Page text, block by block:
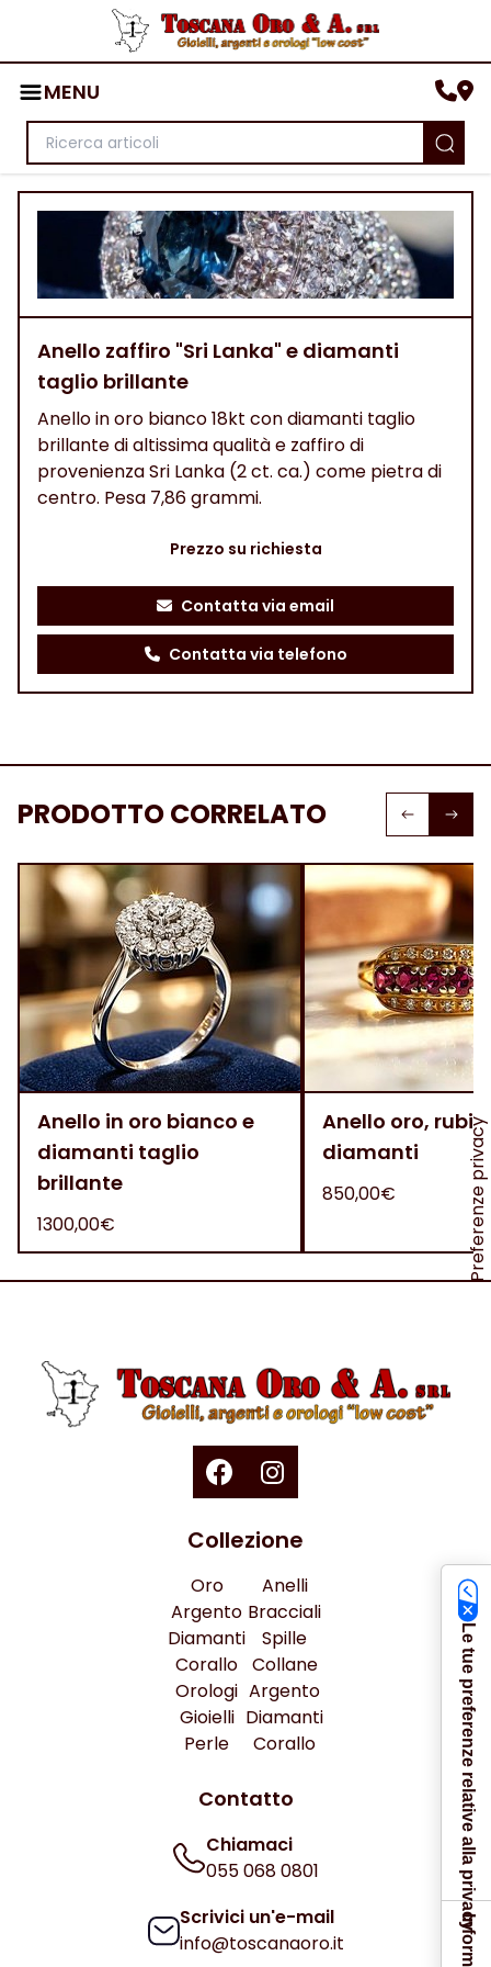
MENU
Anello zaffiro "Sri Lanka" e diamanti
taglio brillante
Anello in oro bianco 18kt con diamanti taglio
brillante di altissima qualità e zaffiro di
provenienza Sri Lanka (2 ct. ca.) come pietra di
centro. Pesa 7,86 grammi.
Prezzo su richiesta
Contatta via email
Contatta via telefono
PRODOTTO CORRELATO
Anello in oro bianco e
diamanti taglio
brillante
1300,00€
Anello oro,
diamanti
850,00€
Collezione
Oro
Argento
Diamanti
Corallo
Orologi
Gioielli
Perle
Anelli
Bracciali
Spille
Collane
Argento
Diamanti
Corallo
Contatto
Chiamaci
055 068 0801
Scrivici un'e-mail
info@toscanaoro.it
Le tue preferenze relative alla privacy